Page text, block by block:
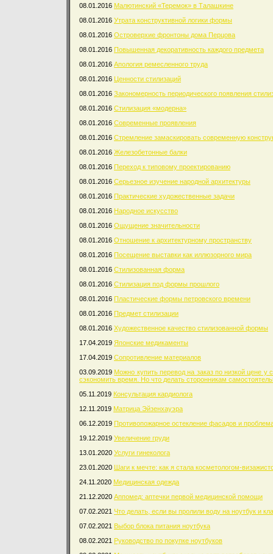
08.01.2016 Малютинский «Теремок» в Талашкине
08.01.2016 Утрата конструктивной логики формы
08.01.2016 Островерхие фронтоны дома Перцова
08.01.2016 Повышенная декоративность каждого предмета
08.01.2016 Апология ремесленного труда
08.01.2016 Ценности стилизаций
08.01.2016 Закономерность периодического появления
08.01.2016 Стилизация «модерна»
08.01.2016 Современные проявления
08.01.2016 Стремление замаскировать современную
08.01.2016 Железобетонные балки
08.01.2016 Переход к типовому проектированию
08.01.2016 Серьезное изучение народной архитектуры
08.01.2016 Практические художественные задачи
08.01.2016 Народное искусство
08.01.2016 Ощущение значительности
08.01.2016 Отношение к архитектурному пространству
08.01.2016 Посещение выставки как иллюзорного мира
08.01.2016 Стилизованная форма
08.01.2016 Стилизация под формы прошлого
08.01.2016 Пластические формы петровского времени
08.01.2016 Предмет стилизации
08.01.2016 Художественное качество стилизованной формы
17.04.2019 Японские медикаменты
17.04.2019 Сопротивление материалов
03.09.2019 Можно купить перевод на заказ по низкой цене у
сэкономить время. Но что делать сторонникам
05.11.2019 Консультация кардиолога
12.11.2019 Матрица Эйзенхауэра
06.12.2019 Противопожарное остекление фасадов и
19.12.2019 Увеличение груди
13.01.2020 Услуги гинеколога
23.01.2020 Шаги к мечте: как я стала косметологом-
24.11.2020 Медицинская одежда
21.12.2020 Аппомед: аптечки первой медицинской помощи
07.02.2021 Что делать, если вы пролили воду на ноутбук и
07.02.2021 Выбор блока питания ноутбука
08.02.2021 Руководство по покупке ноутбуков